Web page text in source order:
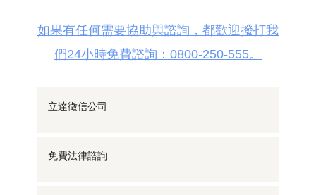
如果有任何需要協助與諮詢，都歡迎撥打我
們24小時免費諮詢：0800-250-555。
立達徵信公司
免費法律諮詢